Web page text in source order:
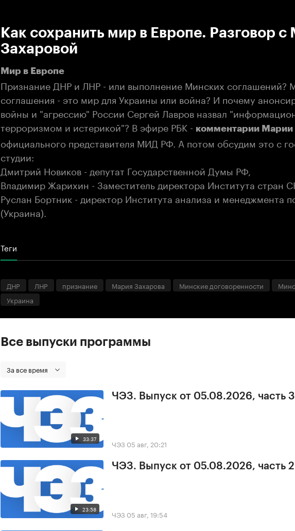
Как сохранить мир в Европе. Разговор
Захаровой
Мир в Европе
Признание ДНР и ЛНР - или выполнение Минских соглашений?
соглашения - это мир для Украины или война? И почему
войны и "агрессию" России Сергей Лавров назвал
терроризмом и истерикой"? В эфире РБК - комментарии Марии
официального представителя МИД РФ. А потом обсудим это с
студии:
Дмитрий Новиков - депутат Государственной Думы РФ,
Владимир Жарихин - Заместитель директора Института стран
Руслан Бортник - директор Института анализа и менеджмента
(Украина).
Теги
ДНР ЛНР признание Мария Захарова Минские договоренности
Украина
Все выпуски программы
За все время
33:37
ЧЭЗ. Выпуск от 05.08.2026, часть 3
ЧЭЗ 05 авг, 20:21
23:58
ЧЭЗ. Выпуск от 05.08.2026, часть 2
ЧЭЗ 05 авг, 19:54